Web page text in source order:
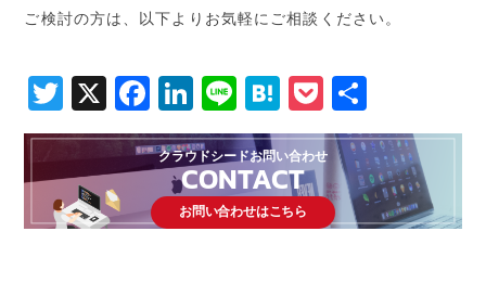
ご検討の方は、以下よりお気軽にご相談ください。
Twitter
X Facebook
LinkedIn
LineHatenaPocket
有
クラウドシードお問い合わせ
CONTACT
お問い合わせはこちら